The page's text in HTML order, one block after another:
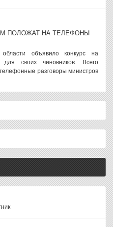
ПОЛОЖАТ НА ТЕЛЕФОНЫ
области объявило конкурс на
для своих чиновников. Всего
разговоры министров